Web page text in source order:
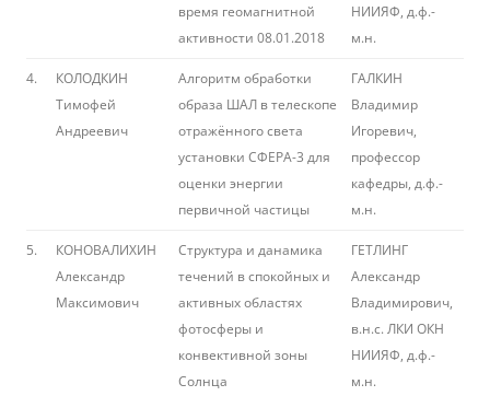
время геомагнитной
активности 08.01.2018
НИИЯФ, д.ф.-
м.н.
4.
КОЛОДКИН
Тимофей
Андреевич
Алгоритм обработки
образа ШАЛ в телескопе
отражённого света
установки СФЕРА-3 для
оценки энергии
первичной частицы
ГАЛКИН
Владимир
Игоревич,
профессор
кафедры, д.ф.-
м.н.
5.
КОНОВАЛИХИН
Александр
Максимович
Структура и данамика
течений в спокойных и
активных областях
фотосферы и
конвективной зоны
Солнца
ГЕТЛИНГ
Александр
Владимирович,
в.н.с. ЛКИ ОКН
НИИЯФ, д.ф.-
м.н.